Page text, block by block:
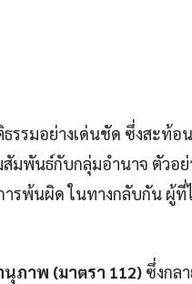
รมอย่างเด่นชัด ซึ่งสะท้อ
มพันธ์กับกลุ่มอำนาจ ตัวอ
รพ้นผิด ในทางกลับกัน ผู้ที่
ภาพ (มาตรา 112) ซึ่งกล